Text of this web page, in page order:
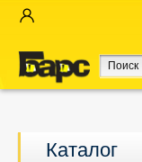
Каталог